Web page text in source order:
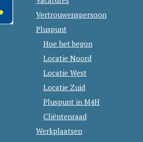
Vertrouwenspersoon
Pluspunt
Hoe het begon
Locatie Noord
Locatie West
Locatie Zuid
Pluspunt in M4H
Cliëntenraad
Werkplaatsen